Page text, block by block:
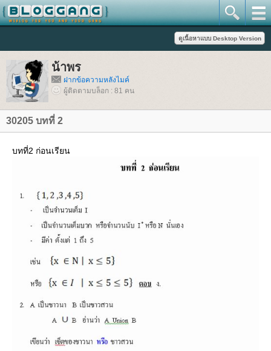
น้าพร
ฝากข้อความหลังไมค์
ผู้ติดตามบล็อก : 81 คน
30205 บทที่ 2
บทที่2 ก่อนเรียน